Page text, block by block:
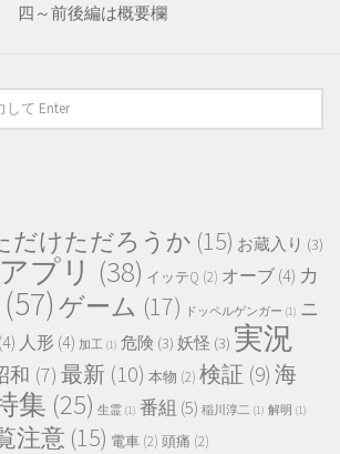
四～前後編は概要欄
だけただろうか (15) お蔵入り (3)
アプリ (38) イッテQ (2) オーブ (4) カ
(57) ゲーム (17) ドッペルゲンガー (1) ニ
(4) 人形 (4) 加工 (1) 危険 (3) 妖怪 (3) 実況
和 (7) 最新 (10) 本物 (2) 検証 (9) 海
集 (25) 生霊 (1) 番組 (5) 稲川淳二 (1) 解明 (1)
注意 (15) 電車 (2) 頭痛 (2)